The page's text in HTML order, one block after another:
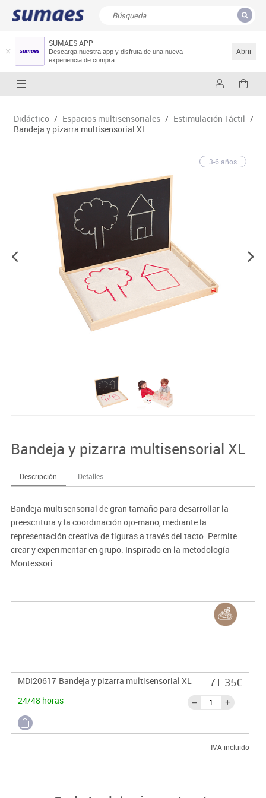
SUMAES APP
Descarga nuestra app y disfruta de una nueva
experiencia de compra.
Abrir
Resultados de la búsqueda
Didáctico / Espacios multisensoriales / Estimulación Táctil /
Bandeja y pizarra multisensorial XL
3-6 años
Bandeja y pizarra multisensorial XL
Descripción Detalles
Bandeja multisensorial de gran tamaño para desarrollar la
preescritura y la coordinación ojo-mano, mediante la
representación creativa de figuras a través del tacto. Permite
crear y experimentar en grupo. Inspirado en la metodología
Montessori.
MDI20617 Bandeja y pizarra multisensorial XL
24/48 horas
71.35€
IVA incluido